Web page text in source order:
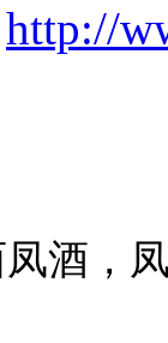
http://
凤酒